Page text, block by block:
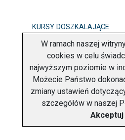
KURSY DOSZKALAJĄCE
OBOWIĄZEK INFORMACYJNY
POLITYKA PRYWATNOŚCI
Copyright © 2026
W ramach naszej
cookies w celu
najwyższym poziomie w
Możecie Państwo
zmiany ustawień
szczegółów w naszej
Akceptuj